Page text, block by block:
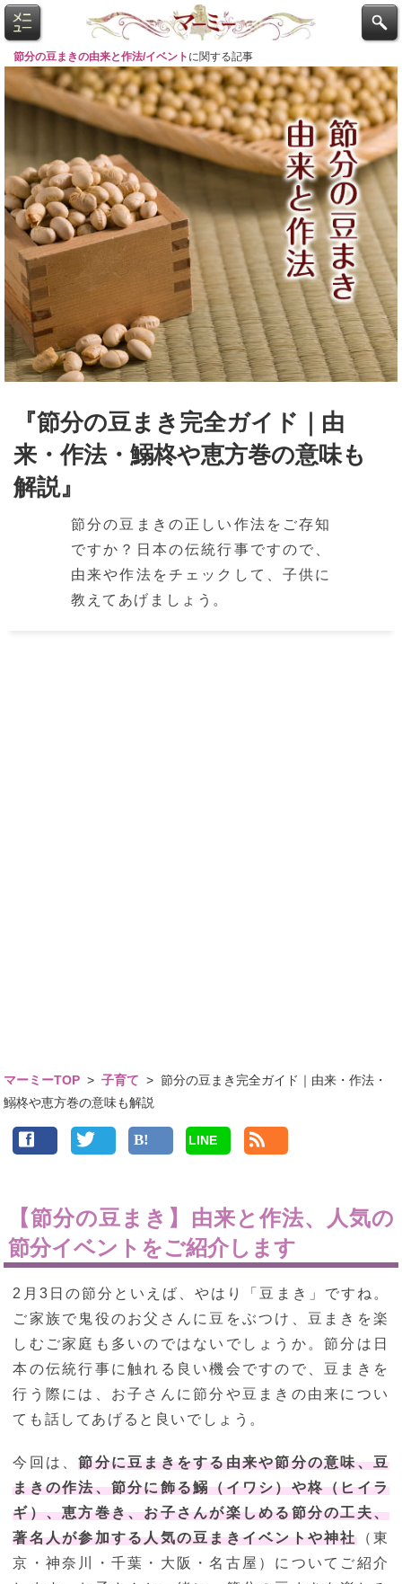
節分の豆まきの由来と作法/イベント に関する記事
『節分の豆まき完全ガイド｜由
来・作法・鰯柊や恵方巻の意味も
解説』
節分の豆まきの正しい作法をご存知
ですか？日本の伝統行事ですので、
由来や作法をチェックして、子供に
教えてあげましょう。
マーミーTOP >子育て >節分の豆まき完全ガイド｜由来・作法・
鰯柊や恵方巻の意味も解説
LINE
【節分の豆まき】由来と作法、人気の
節分イベントをご紹介します
2月3日の節分といえば、やはり「豆まき」ですね。
ご家族で鬼役のお父さんに豆をぶつけ、豆まきを楽
しむご家庭も多いのではないでしょうか。節分は日
本の伝統行事に触れる良い機会ですので、豆まきを
行う際には、お子さんに節分や豆まきの由来につい
ても話してあげると良いでしょう。
今回は、節分に豆まきをする由来や節分の意味、豆
まきの作法、節分に飾る鰯（イワシ）や柊（ヒイラ
ギ）、恵方巻き、お子さんが楽しめる節分の工夫、
著名人が参加する人気の豆まきイベントや神社（東
京・神奈川・千葉・大阪・名古屋）についてご紹介